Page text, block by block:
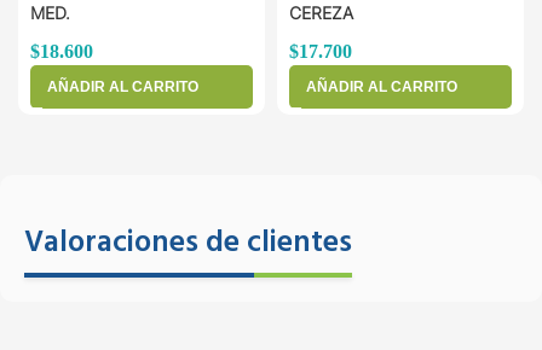
MED.
$18.600
AÑADIR AL CARRITO
CEREZA
$17.700
AÑADIR AL CARRITO
Valoraciones de clientes